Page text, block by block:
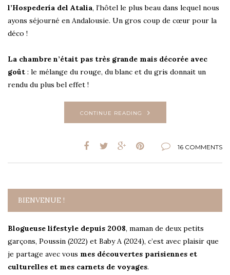
l’Hospedería del Atalia, l’hôtel le plus beau dans lequel nous
ayons séjourné en Andalousie. Un gros coup de cœur pour la
déco !
La chambre n’était pas très grande mais décorée avec
goût : le mélange du rouge, du blanc et du gris donnait un
rendu du plus bel effet !
CONTINUE READING
16 COMMENTS
BIENVENUE !
Blogueuse lifestyle depuis 2008, maman de deux petits
garçons, Poussin (2022) et Baby A (2024), c’est avec plaisir que
je partage avec vous mes découvertes parisiennes et
culturelles et mes carnets de voyages.